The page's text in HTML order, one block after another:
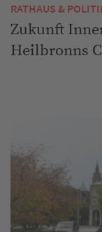
RATHAUS &
Zukunft
Heilbronns